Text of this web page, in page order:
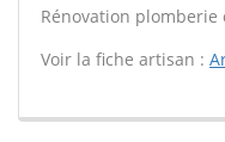
Rénovation
Voir la fiche artisan :